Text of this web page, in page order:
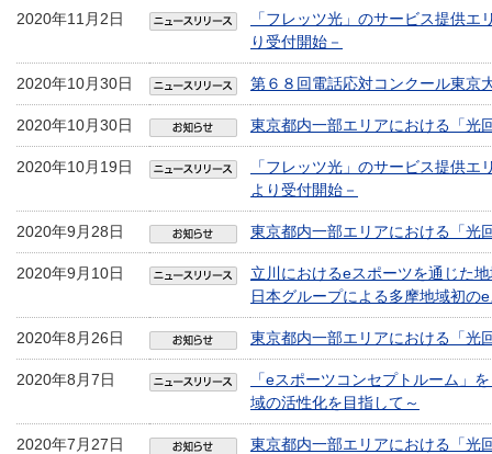
2020年11月2日
「フレッツ光」のサービス提供
り受付開始－
2020年10月30日 第６８回電話応対コンクール東京
2020年10月30日 東京都内一部エリアにおける「光
2020年10月19日
「フレッツ光」のサービス提供
より受付開始－
2020年9月28日 東京都内一部エリアにおける「光
2020年9月10日
立川におけるeスポーツを通じた
日本グループによる多摩地域初の
2020年8月26日 東京都内一部エリアにおける「光
2020年8月7日
「eスポーツコンセプトルーム」
域の活性化を目指して～
2020年7月27日 東京都内一部エリアにおける「光